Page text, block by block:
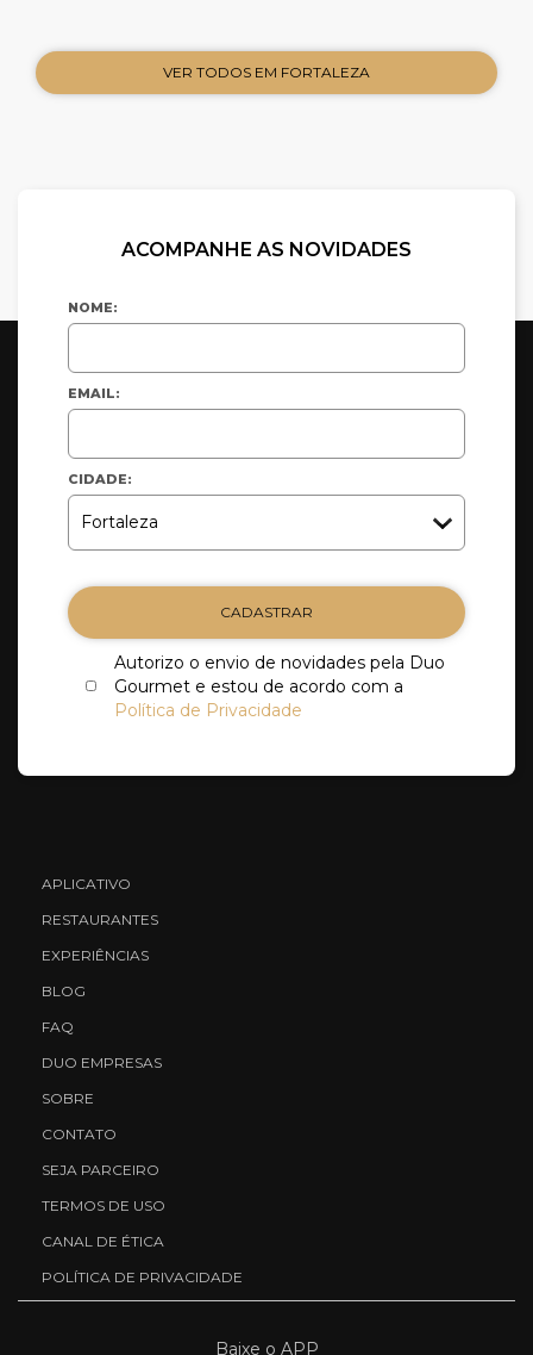
VER TODOS EM FORTALEZA
ACOMPANHE AS NOVIDADES
NOME:
EMAIL:
CIDADE:
CADASTRAR
Autorizo o envio de novidades pela Duo
Gourmet e estou de acordo com a
Política de Privacidade
APLICATIVO
RESTAURANTES
EXPERIÊNCIAS
BLOG
FAQ
DUO EMPRESAS
SOBRE
CONTATO
SEJA PARCEIRO
TERMOS DE USO
CANAL DE ÉTICA
POLÍTICA DE PRIVACIDADE
Baixe o APP